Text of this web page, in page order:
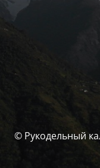
© Рукодельный